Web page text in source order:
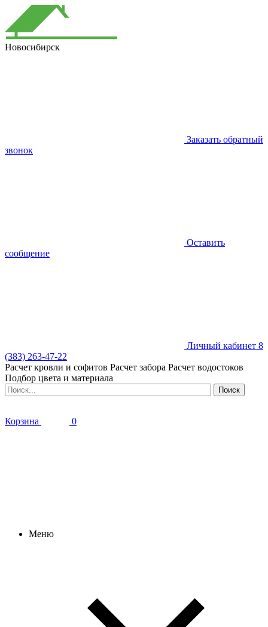
Новосибирск
Заказать обратный
звонок
Оставить
сообщение
Личный кабинет 8
(383) 263-47-22
Расчет кровли и софитов Расчет забора Расчет водостоков
Подбор цвета и материала
Корзина 0
Меню